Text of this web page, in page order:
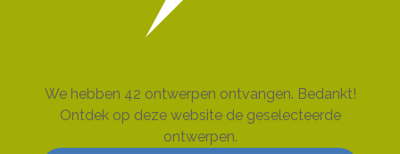
We hebben 42 ontwerpen ontvangen. Bedankt!
Ontdek op deze website de geselecteerde
ontwerpen.